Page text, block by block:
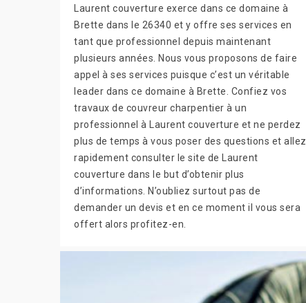
Laurent couverture exerce dans ce domaine à
Brette dans le 26340 et y offre ses services en
tant que professionnel depuis maintenant
plusieurs années. Nous vous proposons de faire
appel à ses services puisque c’est un véritable
leader dans ce domaine à Brette. Confiez vos
travaux de couvreur charpentier à un
professionnel à Laurent couverture et ne perdez
plus de temps à vous poser des questions et allez
rapidement consulter le site de Laurent
couverture dans le but d’obtenir plus
d’informations. N’oubliez surtout pas de
demander un devis et en ce moment il vous sera
offert alors profitez-en.